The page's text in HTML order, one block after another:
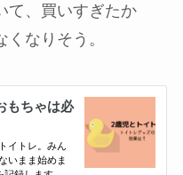
て、買いすぎたか
なりそう。